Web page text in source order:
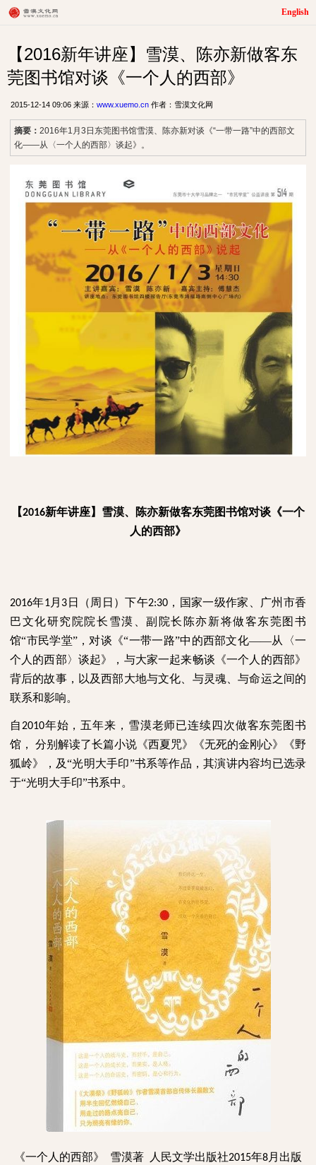
English
【2016新年讲座】雪漠、陈亦新做客东
莞图书馆对谈《一个人的西部》
2015-12-14 09:06 来源： www.xuemo.cn 作者：雪漠文化网
摘要： 2016年1月3日东莞图书馆雪漠、陈亦新对谈《“一带一路”中的西部文
化——从〈一个人的西部〉谈起》。
【2016新年讲座】雪漠、陈亦新做客东莞图书馆对谈《一个
人的西部》
2016年1 月 3 日（周日）下午2:30 ，国家一级作家、广州市香
巴文化研究院院长雪漠、副院长陈亦新将做客东莞图书
馆“市民学堂”，对谈《“一带一路”中的西部文化——从
〈一
个人的西部〉 谈起》，与大家一起来畅谈《一个人的西部》
背后的故事，以及西部大地与文化、与灵魂、与命运之间的
联系和影响。
自2010年始，五年来，雪漠老师已连续四次做客东莞图书
馆，
分别解读了长篇小说《西夏咒》《无死的金刚心》《野
狐岭》，及“光明大手印”书系等作品，其演讲内容均已选录
于“光明大手印”书系中。
《一个人的西部》 雪漠著 人民文学出版社2015年8月出版